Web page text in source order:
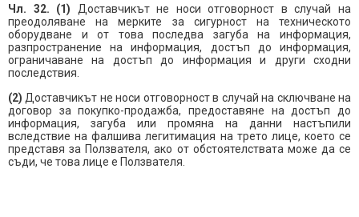
Чл. 32. (1) Доставчикът не носи отговорност в случай на
преодоляване на мерките за сигурност на техническото
оборудване и от това последва загуба на информация,
разпространение на информация, достъп до информация,
ограничаване на достъп до информация и други сходни
последствия.
(2) Доставчикът не носи отговорност в случай на сключване на
договор за покупко-продажба, предоставяне на достъп до
информация, загуба или промяна на данни настъпили
вследствие на фалшива легитимация на трето лице, което се
представя за Ползвателя, ако от обстоятелствата може да се
съди, че това лице е Ползвателя.